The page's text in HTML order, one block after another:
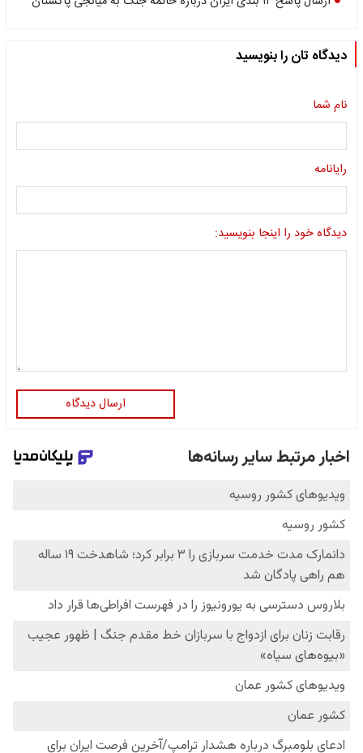
دیدگاه تان را بنویسید
نام شما
رایانامه
دیدگاه خود را اینجا بنویسید:
ارسال دیدگاه